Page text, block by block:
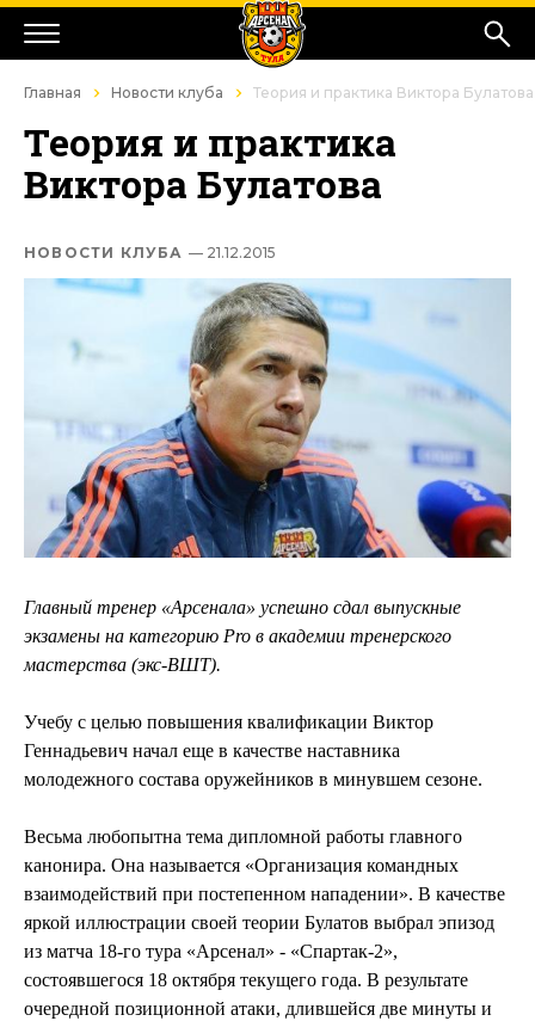
Главная Новости клуба Теория и практика Виктора Булатова
Теория и практика
Виктора Булатова
НОВОСТИ КЛУБА — 21.12.2015
Главный тренер «Арсенала» успешно сдал выпускные
экзамены на категорию Pro в академии тренерского
мастерства (экс-ВШТ).
Учебу с целью повышения квалификации Виктор
Геннадьевич начал еще в качестве наставника
молодежного состава оружейников в минувшем сезоне.
Весьма любопытна тема дипломной работы главного
канонира. Она называется «Организация командных
взаимодействий при постепенном нападении». В качестве
яркой иллюстрации своей теории Булатов выбрал эпизод
из матча 18-го тура «Арсенал» - «Спартак-2»,
состоявшегося 18 октября текущего года. В результате
очередной позиционной атаки, длившейся две минуты и